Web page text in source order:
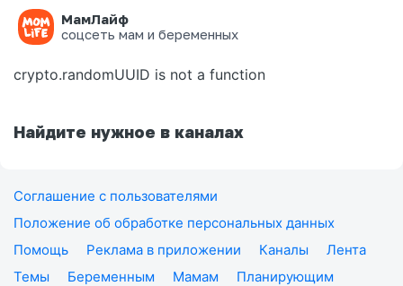
МамЛайф
соцсеть мам и беременных
Ошибка на странице
crypto.randomUUID is not a function
Найдите нужное в каналах
Соглашение с пользователями
Положение об обработке персональных данных
Помощь
Реклама в приложении Каналы
Лента
Темы
Беременным Мамам
Планирующим